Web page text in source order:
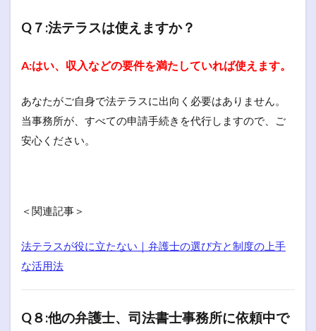
Q７:法テラスは使えますか？
A:はい、収入などの要件を満たしていれば使えます。
あなたがご自身で法テラスに出向く必要はありません。
当事務所が、すべての申請手続きを代行しますので、ご
安心ください。
＜関連記事＞
法テラスが役に立たない｜弁護士の選び方と制度の上手
な活用法
Q８:他の弁護士、司法書士事務所に依頼中で